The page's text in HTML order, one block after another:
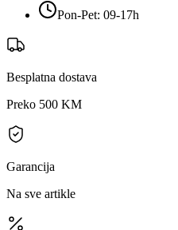
Pon-Pet: 09-17h
Besplatna dostava
Preko 500 KM
Garancija
Na sve artikle